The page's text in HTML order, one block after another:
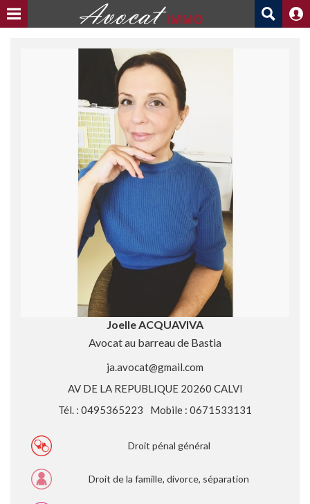
Joelle ACQUAVIVA
Avocat au barreau de Bastia
ja.avocat@gmail.com
AV DE LA REPUBLIQUE 20260 CALVI
Tél. : 0495365223
Mobile : 0671533131
Droit pénal général
Droit de la famille, divorce, séparation